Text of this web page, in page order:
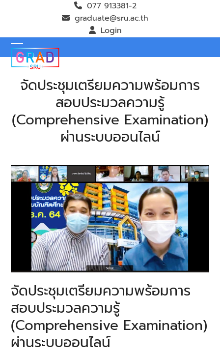
077 913381-2
graduate@sru.ac.th
Login
Open
mobile
menu
Close
mobile
menu
จัดประชุมเตรียมความพร้อมการ
สอบประมวลความรู้
(Comprehensive Examination)
ผ่านระบบออนไลน์
จัดประชุมเตรียมความพร้อมการ
สอบประมวลความรู้
(Comprehensive Examination)
ผ่านระบบออนไลน์